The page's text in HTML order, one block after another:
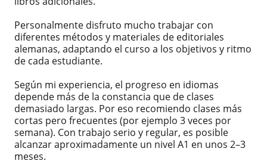
Personalmente disfruto mucho trabajar con
diferentes métodos y materiales de editoriales
alemanas, adaptando el curso a los objetivos y ritmo
de cada estudiante.
Según mi experiencia, el progreso en idiomas
depende más de la constancia que de clases
demasiado largas. Por eso recomiendo clases más
cortas pero frecuentes (por ejemplo 3 veces por
semana). Con trabajo serio y regular, es posible
alcanzar aproximadamente un nivel A1 en unos 2–3
meses.